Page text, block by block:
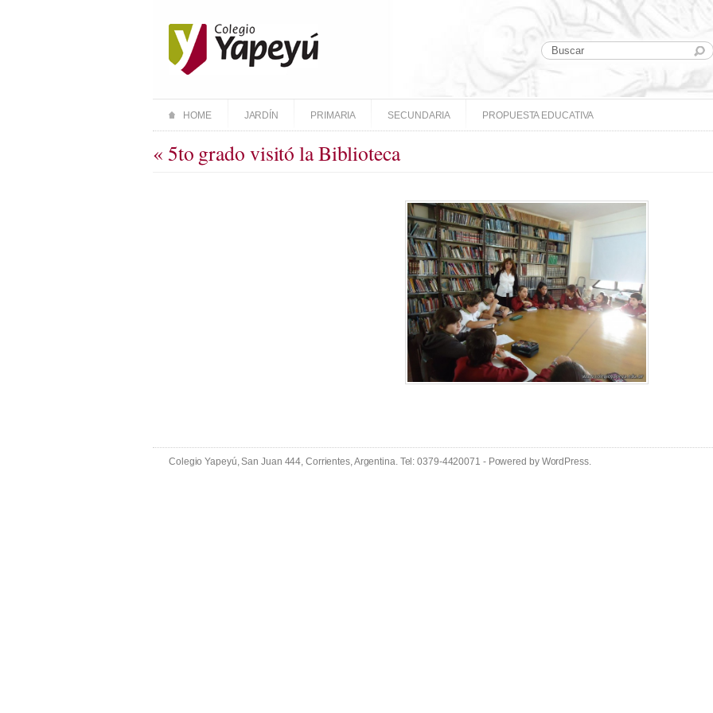
HOME JARDÍN PRIMARIA SECUNDARIA PROPUESTA EDUCATIVA
« 5to grado visitó la Biblioteca
Colegio Yapeyú, San Juan 444, Corrientes, Argentina. Tel: 0379-4420071 - Powered by WordPress.